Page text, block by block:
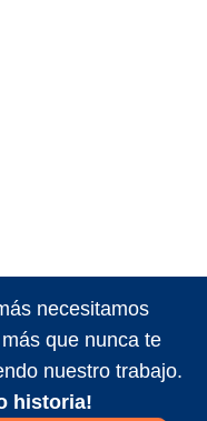
necesitamos
que nunca te
nuestro trabajo.
historia!